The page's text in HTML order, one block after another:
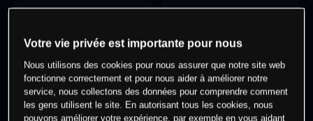
0 % des clients ont une position à
cet actif
Commencez à trader
Votre vie privée est importante pour nous
Nous utilisons des cookies pour nous assurer que notre site web
fonctionne correctement et pour nous aider à améliorer notre
service, nous collectons des données pour comprendre comment
les gens utilisent le site. En autorisant tous les cookies, nous
pouvons améliorer votre expérience, par exemple en vous aidant